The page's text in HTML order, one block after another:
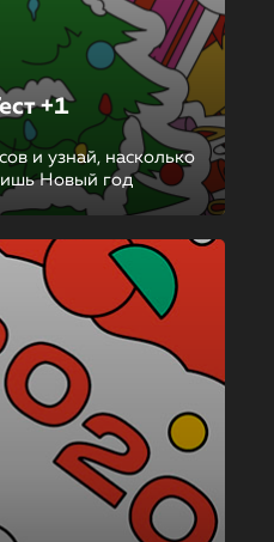
+1
и узнай, насколько
Новый год